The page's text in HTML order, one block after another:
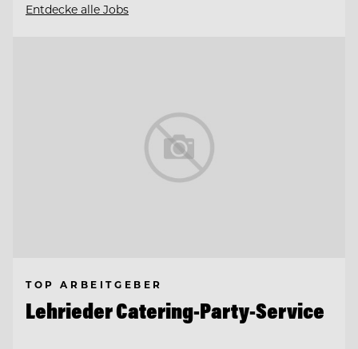
Entdecke alle Jobs
TOP ARBEITGEBER
Lehrieder Catering-Party-Service